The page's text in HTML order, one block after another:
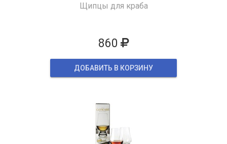
Щипцы для краба
860
ДОБАВИТЬ В КОРЗИНУ